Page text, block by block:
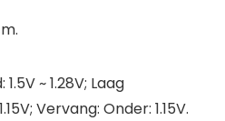
~ 1.28V; Laag
Vervang: Onder: 1.15V.